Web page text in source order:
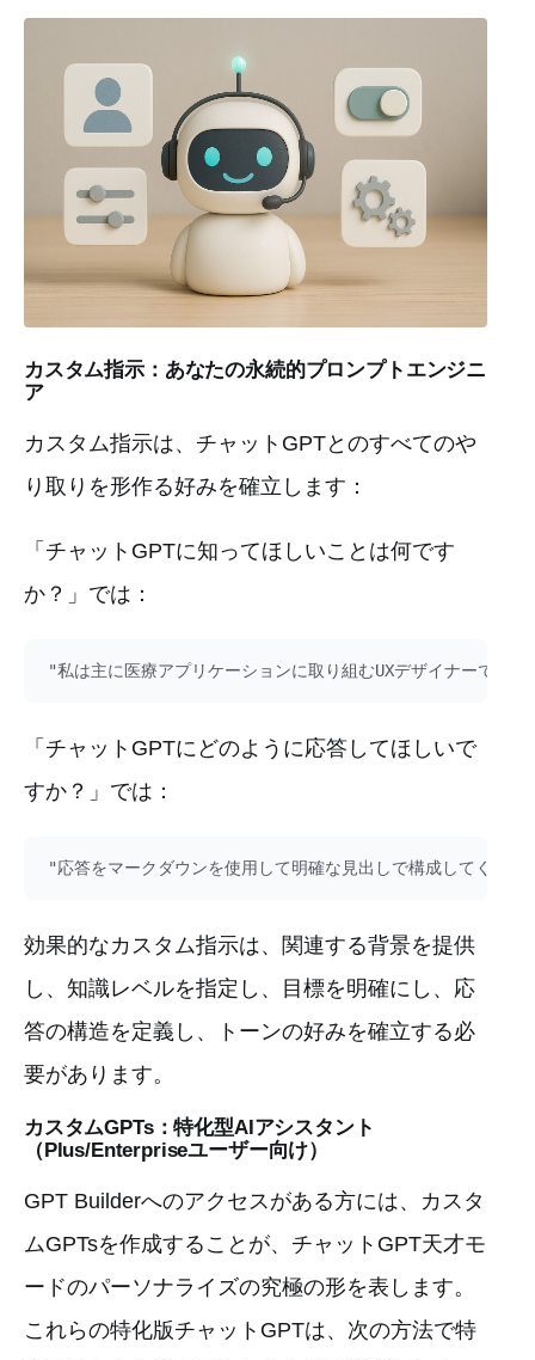
カスタム指示：あなたの永続的プロンプトエンジニ
ア
カスタム指示は、チャットGPTとのすべてのや
り取りを形作る好みを確立します：
「チャットGPTに知ってほしいことは何です
か？」では：
「チャットGPTにどのように応答してほしいで
すか？」では：
効果的なカスタム指示は、関連する背景を提供
し、知識レベルを指定し、目標を明確にし、応
答の構造を定義し、トーンの好みを確立する必
要があります。
カスタムGPTs：特化型AIアシスタント
（Plus/Enterpriseユーザー向け）
GPT Builderへのアクセスがある方には、カスタ
ムGPTsを作成することが、チャットGPT天才モ
ードのパーソナライズの究極の形を表します。
これらの特化版チャットGPTは、次の方法で特